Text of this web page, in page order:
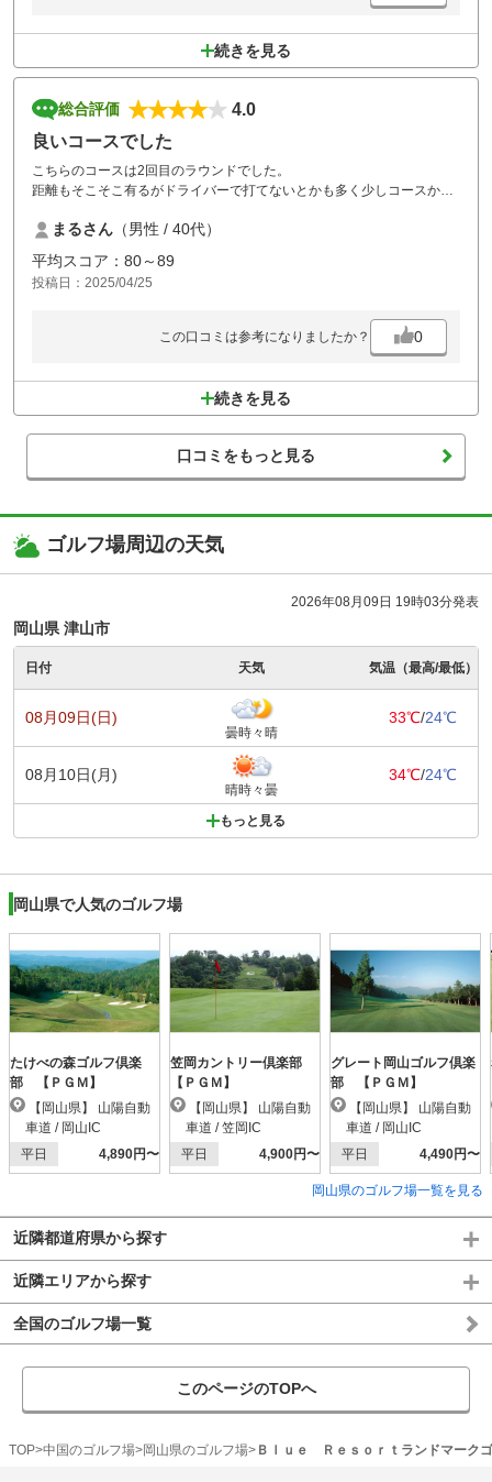
続きを見る
総合評価
4.0
良いコースでした
こちらのコースは2回目のラウンドでした。
距離もそこそこ有るがドライバーで打てないとかも多く少しコースから
グリーンも綺麗で9.8ぼちぼち早かったです。
ショートパットも切れるので集中しないといけないです
料理も比較的安くボリュームが有りました。
またリベンジしに行きます。
まるさん （男性 / 40代）
平均スコア：80～89
投稿日：2025/04/25
この口コミは参考になりましたか？ 0
続きを見る
口コミをもっと見る
ゴルフ場周辺の天気
2026年08月09日 19時03分発表
岡山県 津山市
日付 天気 気温（最高/最低）
08月09日(日)
曇時々晴
33℃/24℃
08月10日(月)
晴時々曇
34℃/24℃
もっと見る
岡山県で人気のゴルフ場
たけべの森ゴルフ倶楽
部 【ＰＧＭ】
車道 / 岡山IC
平日
4,890円〜
笠岡カントリー倶楽部
【ＰＧＭ】
車道 / 笠岡IC
平日
4,900円〜
グレート岡山ゴルフ倶楽
部 【ＰＧＭ】
車道 / 岡山IC
平日
4,490円〜
岡山県のゴルフ場一覧を見る
近隣都道府県から探す
近隣エリアから探す
全国のゴルフ場一覧
このページのTOPへ
TOP 中国のゴルフ場 岡山県のゴルフ場 Ｂｌｕｅ Ｒｅｓｏｒｔランドマーク